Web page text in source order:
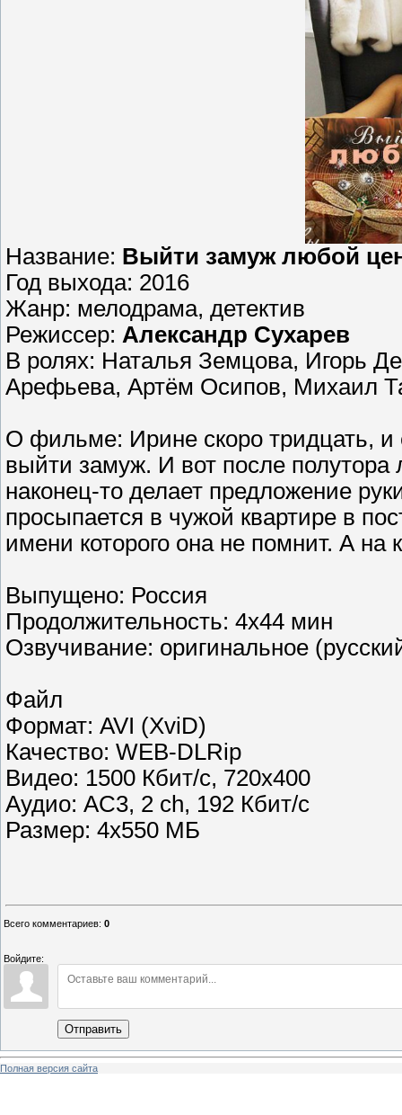
Название: Выйти замуж любой
Год выхода: 2016
Жанр: мелодрама, детектив
Режиссер: Александр Сухарев
В ролях: Наталья Земцова, Игорь
Арефьева, Артём Осипов, Михаил
О фильме: Ирине скоро тридцать, и
выйти замуж. И вот после
наконец-то делает предложение
просыпается в чужой квартире в
имени которого она не помнит. А
Выпущено: Россия
Продолжительность: 4х44 мин
Озвучивание: оригинальное
Файл
Формат: AVI (XviD)
Качество: WEB-DLRip
Видео: 1500 Кбит/с, 720x400
Аудио: AC3, 2 ch, 192 Кбит/с
Размер: 4x550 МБ
Всего комментариев: 0
Войдите:
Отправить
Полная версия сайта